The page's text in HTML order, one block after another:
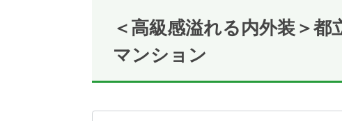
＜高級感溢れる内外装＞
マンション